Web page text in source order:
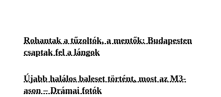
Rohantak a tűzoltók, a mentők: Budapesten
csaptak fel a lángok
Újabb halálos baleset történt, most az M3-
ason – Drámai fotók